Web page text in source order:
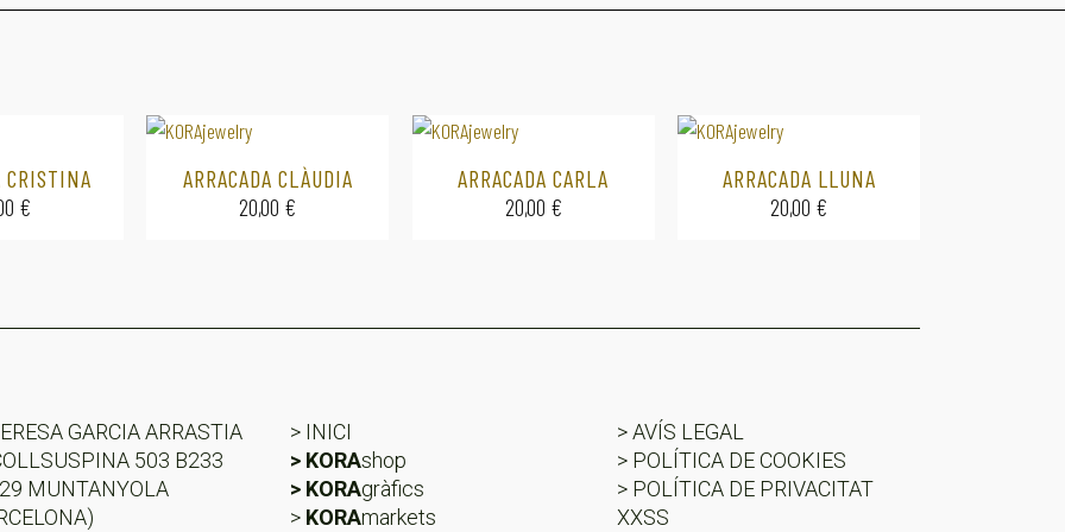
CRISTINA
€
ARRACADA CLÀUDIA
20,00 €
ARRACADA CARLA
20,00 €
ARRACADA LLUNA
20,00 €
GARCIA ARRASTIA
503 B233
MUNTANYOLA
> INICI
> KORAshop
> KORAgràfics
> KORAmarkets
> AVÍS LEGAL
> POLÍTICA DE COOKIES
> POLÍTICA DE PRIVACITAT
XXSS